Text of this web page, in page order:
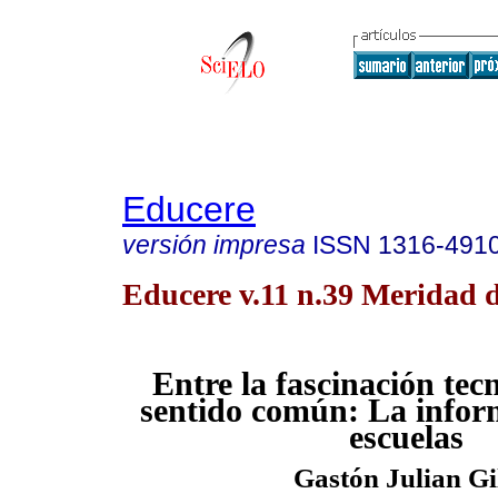
Educere
versión impresa ISSN 1316-
Educere v.11 n.39 Meridad
Entre la fascinación
sentido común: La
escuelas
Gastón Julian